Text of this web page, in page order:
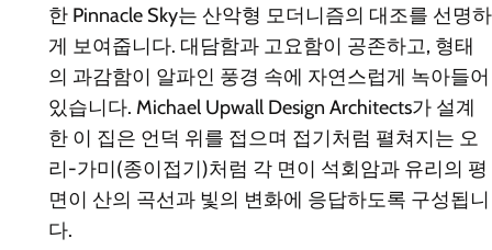
한 Pinnacle Sky는 산악형 모더니즘의 대조를 선명하
게 보여줍니다. 대담함과 고요함이 공존하고, 형태
의 과감함이 알파인 풍경 속에 자연스럽게 녹아들어
있습니다. Michael Upwall Design Architects가 설계
한 이 집은 언덕 위를 접으며 접기처럼 펼쳐지는 오
리-가미(종이접기)처럼 각 면이 석회암과 유리의 평
면이 산의 곡선과 빛의 변화에 응답하도록 구성됩니
다.